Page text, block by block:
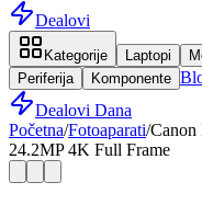
Dealovi
Kategorije Laptopi
Periferija
Komponente
Dealovi Dana
Početna/Fotoaparati/Canon
24.2MP 4K Full Frame